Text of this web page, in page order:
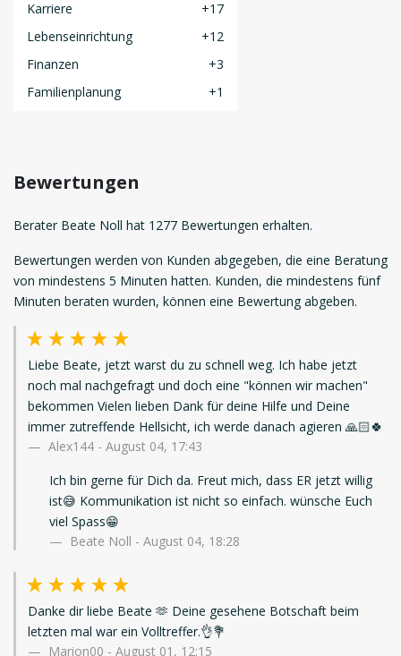
Karriere
+17
Lebenseinrichtung
+12
Finanzen
+3
Familienplanung
+1
Bewertungen
Berater Beate Noll hat 1277 Bewertungen erhalten.
Bewertungen werden von Kunden abgegeben, die eine Beratung
von mindestens 5 Minuten hatten. Kunden, die mindestens fünf
Minuten beraten wurden, können eine Bewertung abgeben.
Liebe Beate, jetzt warst du zu schnell weg. Ich habe jetzt
noch mal nachgefragt und doch eine "können wir machen"
bekommen Vielen lieben Dank für deine Hilfe und Deine
immer zutreffende Hellsicht, ich werde danach agieren 🙏🏻🍀
Alex144 - August 04, 17:43
Ich bin gerne für Dich da. Freut mich, dass ER jetzt willig
ist😅 Kommunikation ist nicht so einfach. wünsche Euch
viel Spass😁
Beate Noll - August 04, 18:28
Danke dir liebe Beate 🫶 Deine gesehene Botschaft beim
letzten mal war ein Volltreffer.👌💐
Marion00 - August 01, 12:15